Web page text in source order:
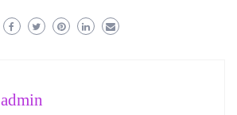
admin